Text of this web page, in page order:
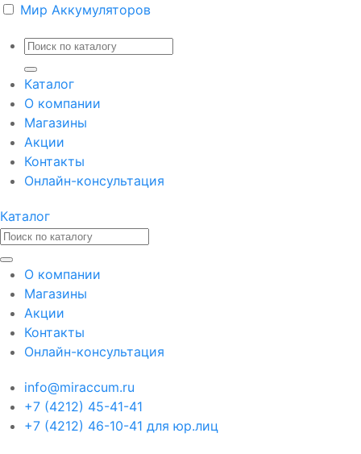
Мир Аккумуляторов
Каталог
О компании
Магазины
Акции
Контакты
Онлайн-консультация
Каталог
О компании
Магазины
Акции
Контакты
Онлайн-консультация
info@miraccum.ru
+7 (4212) 45-41-41
+7 (4212) 46-10-41 для юр.лиц